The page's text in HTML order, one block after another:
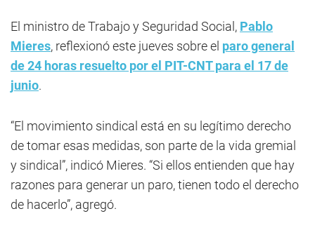
El ministro de Trabajo y Seguridad Social, Pablo
Mieres, reflexionó este jueves sobre el paro general
de 24 horas resuelto por el PIT-CNT para el 17 de
junio.
“El movimiento sindical está en su legítimo derecho
de tomar esas medidas, son parte de la vida gremial
y sindical”, indicó Mieres. “Si ellos entienden que hay
razones para generar un paro, tienen todo el derecho
de hacerlo”, agregó.